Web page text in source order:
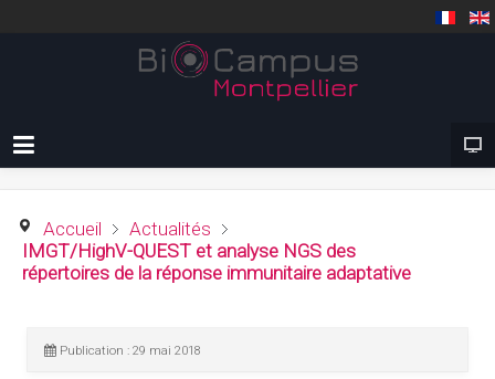
Accueil
Actualités
IMGT/HighV-QUEST et analyse NGS des
répertoires de la réponse immunitaire adaptative
Publication : 29 mai 2018